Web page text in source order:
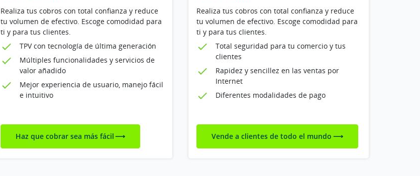
Realiza tus cobros con total confianza y reduce
tu volumen de efectivo. Escoge comodidad para
ti y para tus clientes.
TPV con tecnología de última generación
Múltiples funcionalidades y servicios de
valor añadido
Mejor experiencia de usuario, manejo fácil
e intuitivo
Haz que cobrar sea más fácil
Realiza tus cobros con total confianza y reduce
tu volumen de efectivo. Escoge comodidad para
ti y para tus clientes.
Total seguridad para tu comercio y tus
clientes
Rapidez y sencillez en las ventas por
Internet
Diferentes modalidades de pago
Vende a clientes de todo el mundo